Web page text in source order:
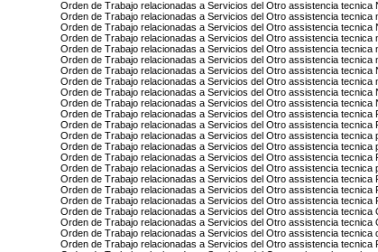
Orden de Trabajo relacionadas a Servicios del Otro assistencia tecnica
Orden de Trabajo relacionadas a Servicios del Otro assistencia tecnica
Orden de Trabajo relacionadas a Servicios del Otro assistencia tecnica
Orden de Trabajo relacionadas a Servicios del Otro assistencia tecnica
Orden de Trabajo relacionadas a Servicios del Otro assistencia tecnica
Orden de Trabajo relacionadas a Servicios del Otro assistencia tecnica
Orden de Trabajo relacionadas a Servicios del Otro assistencia tecnica
Orden de Trabajo relacionadas a Servicios del Otro assistencia tecnica
Orden de Trabajo relacionadas a Servicios del Otro assistencia tecnica
Orden de Trabajo relacionadas a Servicios del Otro assistencia tecnica
Orden de Trabajo relacionadas a Servicios del Otro assistencia tecnica
Orden de Trabajo relacionadas a Servicios del Otro assistencia tecnica
Orden de Trabajo relacionadas a Servicios del Otro assistencia tecnica
Orden de Trabajo relacionadas a Servicios del Otro assistencia tecnica
Orden de Trabajo relacionadas a Servicios del Otro assistencia tecnica
Orden de Trabajo relacionadas a Servicios del Otro assistencia tecnica
Orden de Trabajo relacionadas a Servicios del Otro assistencia tecnica
Orden de Trabajo relacionadas a Servicios del Otro assistencia tecnica
Orden de Trabajo relacionadas a Servicios del Otro assistencia tecnica
Orden de Trabajo relacionadas a Servicios del Otro assistencia tecnica
Orden de Trabajo relacionadas a Servicios del Otro assistencia tecnica
Orden de Trabajo relacionadas a Servicios del Otro assistencia tecnica
Orden de Trabajo relacionadas a Servicios del Otro assistencia tecnica